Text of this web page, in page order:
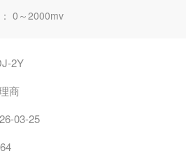
0～2000mv
2000nA
0.1nA
或测量值0.1%
2Y
商
03-25